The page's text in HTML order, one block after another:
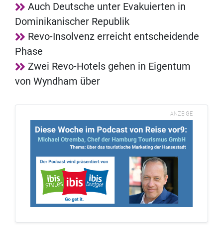
Auch Deutsche unter Evakuierten in
Dominikanischer Republik
Revo-Insolvenz erreicht entscheidende
Phase
Zwei Revo-Hotels gehen in Eigentum
von Wyndham über
ANZEIGE